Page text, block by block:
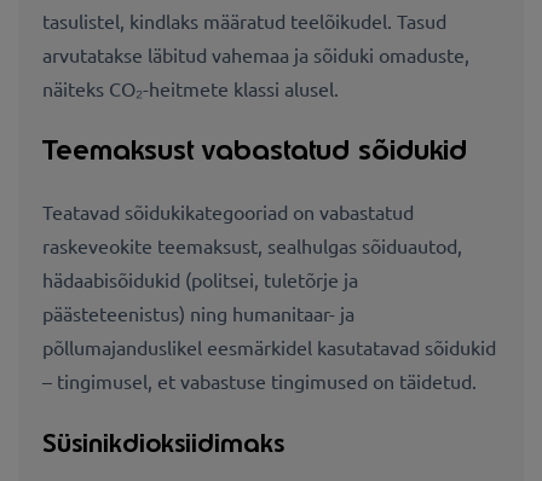
tasulistel, kindlaks määratud teelõikudel. Tasud
arvutatakse läbitud vahemaa ja sõiduki omaduste,
näiteks CO₂-heitmete klassi alusel.
Teemaksust vabastatud sõidukid
Teatavad sõidukikategooriad on vabastatud
raskeveokite teemaksust, sealhulgas sõiduautod,
hädaabisõidukid (politsei, tuletõrje ja
päästeteenistus) ning humanitaar- ja
põllumajanduslikel eesmärkidel kasutatavad sõidukid
– tingimusel, et vabastuse tingimused on täidetud.
Süsinikdioksiidimaks